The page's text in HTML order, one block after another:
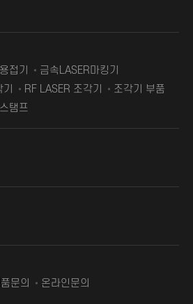
접기
금속LASER마킹기
RF LASER 조각기
조각기 부품
탬프
문의 온라인문의